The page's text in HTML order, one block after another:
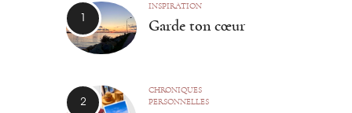
INSPIRATION
Garde ton cœur
CHRONIQUES
PERSONNELLES